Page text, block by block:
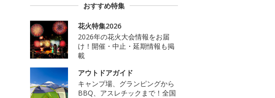
おすすめ特集
花火特集2026
2026年の花火大会情報をお届
け！開催・中止・延期情報も掲
載
アウトドアガイド
キャンプ場、グランピングから
BBQ、アスレチックまで！全国